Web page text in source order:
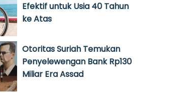
Efektif untuk Usia 40 Tahun
ke Atas
Otoritas Suriah Temukan
Penyelewengan Bank Rp130
Miliar Era Assad